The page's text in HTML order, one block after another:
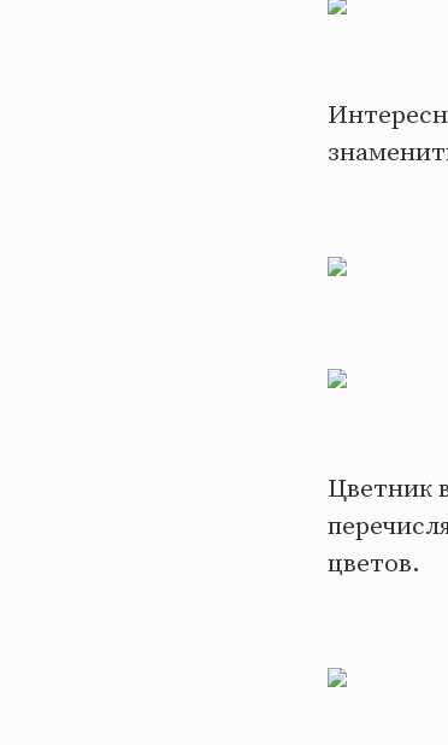
Цветник
цветов.